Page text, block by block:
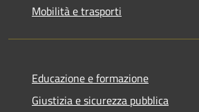
Mobilità e trasporti
Educazione e formazione
Giustizia e sicurezza pubblica